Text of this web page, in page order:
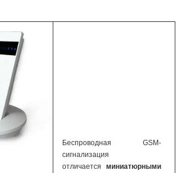
Беспроводная GSM-
сигнализация
отличается
миниатюрными